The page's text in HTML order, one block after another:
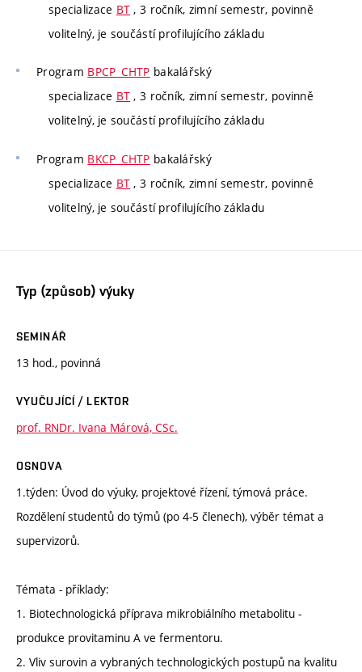
specializace BT , 3 ročník, zimní semestr, povinně
volitelný, je součástí profilujícího základu
Program BPCP_CHTP bakalářský
specializace BT , 3 ročník, zimní semestr, povinně
volitelný, je součástí profilujícího základu
Program BKCP_CHTP bakalářský
specializace BT , 3 ročník, zimní semestr, povinně
volitelný, je součástí profilujícího základu
Typ (způsob) výuky
SEMINÁŘ
13 hod., povinná
VYUČUJÍCÍ / LEKTOR
prof. RNDr. Ivana Márová, CSc.
OSNOVA
1.týden: Úvod do výuky, projektové řízení, týmová práce.
Rozdělení studentů do týmů (po 4-5 členech), výběr témat a
supervizorů.
Témata - příklady:
1. Biotechnologická příprava mikrobiálního metabolitu -
produkce provitaminu A ve fermentoru.
2. Vliv surovin a vybraných technologických postupů na kvalitu